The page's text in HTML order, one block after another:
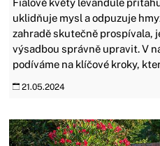
uklidňuje mysl a odpuzuje
zahradě skutečně prospívala,
výsadbou správně upravit. V
podíváme na klíčové kroky,
21.05.2024